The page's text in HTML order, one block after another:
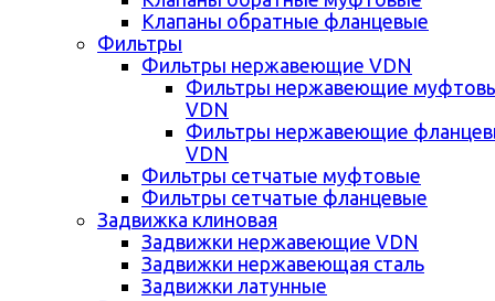
Клапаны обратные фланцевые
Фильтры
Фильтры нержавеющие VDN
Фильтры нержавеющие
VDN
Фильтры нержавеющие
VDN
Фильтры сетчатые муфтовые
Фильтры сетчатые фланцевые
Задвижка клиновая
Задвижки нержавеющие VDN
Задвижки нержавеющая сталь
Задвижки латунные